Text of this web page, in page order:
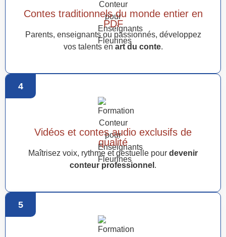
Contes traditionnels du monde entier en
PDF
Parents, enseignants ou passionnés, développez
vos talents en art du conte.
4
Vidéos et contes audio exclusifs de
qualité
Maîtrisez voix, rythme et gestuelle pour devenir
conteur professionnel .
5